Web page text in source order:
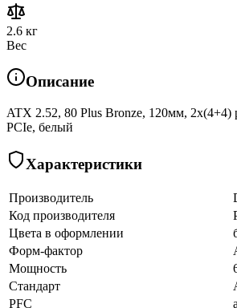
2.6 кг
Вес
Описание
ATX 2.52, 80 Plus Bronze, 120мм, 2x(4+4)
PCIe, белый
Характеристики
Производитель
Код производителя
Цвета в оформлении
Форм-фактор
Мощность
Стандарт
PFC